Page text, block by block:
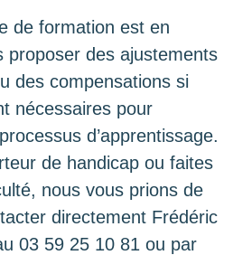
de formation est en
proposer des ajustements
des compensations si
nécessaires pour
d’apprentissage.
de handicap ou faites
nous vous prions de
directement Frédéric
03 59 25 10 81 ou par